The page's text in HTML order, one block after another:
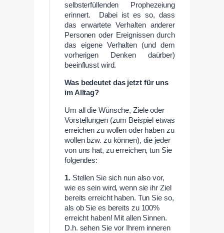
selbsterfüllenden Prophezeiung
erinnert. Dabei ist es so, dass
das erwartete Verhalten anderer
Personen oder Ereignissen durch
das eigene Verhalten (und dem
vorherigen Denken daürber)
beeinflusst wird.
Was bedeutet das jetzt für uns
imAlltag?
Um all die Wünsche, Ziele oder
Vorstellungen (zum Beispiel etwas
erreichen zu wollen oder haben zu
wollen bzw. zu können), die jeder
von uns hat, zu erreichen, tun Sie
folgendes:
1.Stellen Sie sich nun also vor,
wie es sein wird, wenn sie ihr Ziel
bereits erreicht haben. Tun Sie so,
als ob Sie es bereits zu 100%
erreicht haben! Mit allen Sinnen.
D.h. sehen Sie vor Ihrem inneren